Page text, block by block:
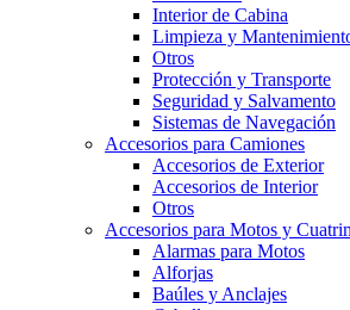
Interior de Cabina
Limpieza y
Otros
Protección y Transporte
Seguridad y Salvamento
Sistemas de Navegación
Accesorios para Camiones
Accesorios de Exterior
Accesorios de Interior
Otros
Accesorios para Motos y
Alarmas para Motos
Alforjas
Baúles y Anclajes